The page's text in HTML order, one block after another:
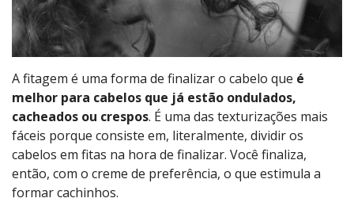
A fitagem é uma forma de finalizar o cabelo que é
melhor para cabelos que já estão ondulados,
cacheados ou crespos. É uma das texturizações mais
fáceis porque consiste em, literalmente, dividir os
cabelos em fitas na hora de finalizar. Você finaliza,
então, com o creme de preferência, o que estimula a
formar cachinhos.